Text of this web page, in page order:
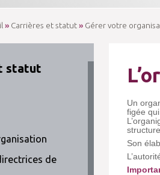
» Carrières et statut» Gérer votre
statut
de
Un
figée
Son